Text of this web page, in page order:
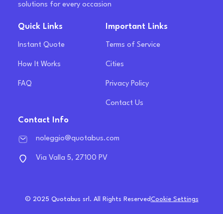
solutions for every occasion
Quick Links
Instant Quote
How It Works
FAQ
Important Links
Terms of Service
Cities
Privacy Policy
Contact Us
Contact Info
noleggio@quotabus.com
Via Valla 5, 27100 PV
© 2025 Quotabus srl. All Rights ReservedCookie Settings